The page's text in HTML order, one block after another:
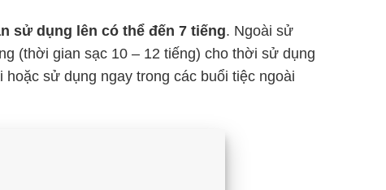
sử dụng lên có thể đến 7 tiếng. Ngoài sử
(thời gian sạc 10 – 12 tiếng) cho thời sử dụng
sử dụng ngay trong các buổi tiệc ngoài